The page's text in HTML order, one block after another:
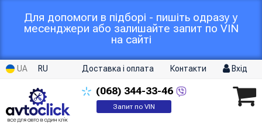
Для допомоги в підборі - пишіть одразу у
месенджери або залишайте запит по VIN
на сайті
UA RU Доставка і оплата Контакти Вхід
(068) 344-33-46
Запит по VIN